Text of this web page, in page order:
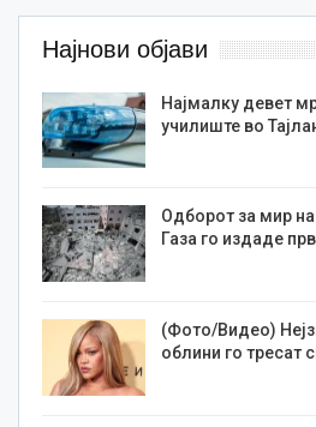
Најнови објави
Најмалку девет
училиште во
Одборот за мир
Газа го издаде
(Фото/Видео)
облини го тресат